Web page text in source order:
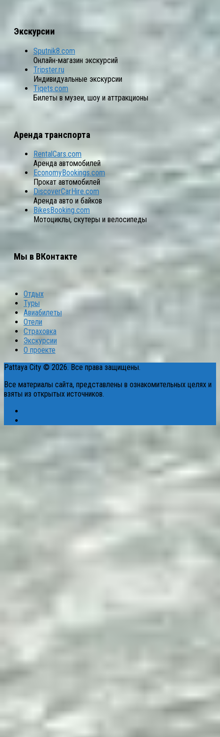
Экскурсии
Sputnik8.com
Онлайн-магазин экскурсий
Tripster.ru
Индивидуальные экскурсии
Tiqets.com
Билеты в музеи, шоу и аттракционы
Аренда транспорта
RentalCars.com
Аренда автомобилей
EconomyBookings.com
Прокат автомобилей
DiscoverCarHire.com
Аренда авто и байков
BikesBooking.com
Мотоциклы, скутеры и велосипеды
Мы в ВКонтакте
Отдых
Туры
Авиабилеты
Отели
Страховка
Экскурсии
О проекте
Pattaya City © 2026. Все права защищены.
Все материалы сайта, представлены в ознакомительных целях и
взяты из открытых источников.